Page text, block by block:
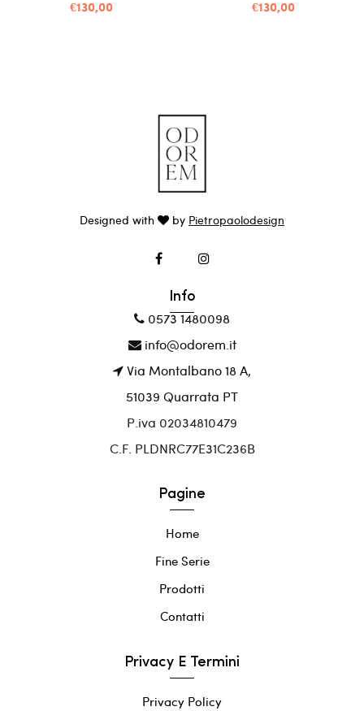
€130,00 €130,00
Designed with by Pietropaolodesign
Info
0573 1480098
info@odorem.it
Via Montalbano 18 A,
51039 Quarrata PT
P.iva 02034810479
C.F. PLDNRC77E31C236B
Pagine
Home
Fine Serie
Prodotti
Contatti
Privacy E Termini
Privacy Policy